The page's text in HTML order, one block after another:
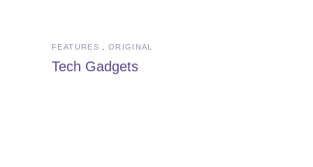
FEATURES ORIGINAL
Tech Gadgets